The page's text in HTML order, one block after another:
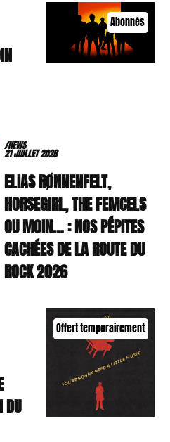
Abonnés
/NEWS
21 JUILLET 2026
ELIAS RØNNENFELT,
HORSEGIRL, THE FEMCELS
OU MOIN… : NOS PÉPITES
CACHÉES DE LA ROUTE DU
ROCK 2026
Offert temporairement
DU